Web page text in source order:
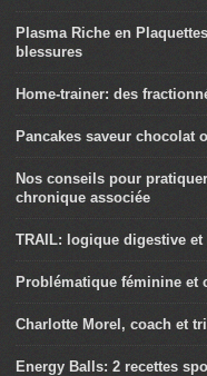
Plasma Riche en
blessures
Home-trainer: des
Pancakes saveur chocolat
Nos conseils pour
chronique associée
TRAIL: logique digestive
Problématique féminine et
Charlotte Morel, coach et
Energy Balls: 2 recettes